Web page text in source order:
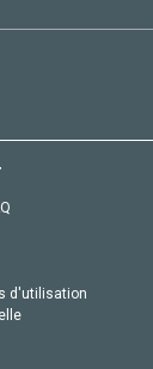
d'utilisation